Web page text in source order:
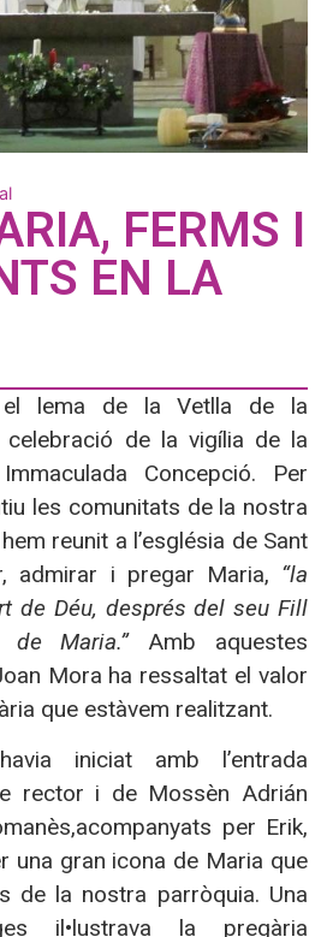
FERMS I
EN LA
lema de la Vetlla de la
celebració de la vigília de la
Concepció. Per
les comunitats de la nostra
reunit a l’església de Sant
admirar i pregar Maria, “la
de Déu, després del seu Fill
Maria.”Amb aquestes
Mora ha ressaltat el valor
que estàvem realitzant.
iniciat amb l’entrada
rector i de Mossèn Adrián
per Erik,
una gran icona de Maria que
de la nostra parròquia. Una
il•lustrava la pregària